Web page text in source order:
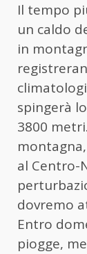
Il tempo
un caldo
in
spingerà
3800
al Centro-
dovremo
Entro
piogge,